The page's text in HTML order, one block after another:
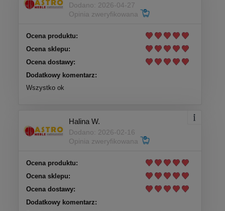
Dodano: 2026-04-27
Opinia zweryfikowana
Ocena produktu:
Ocena sklepu:
Ocena dostawy:
Dodatkowy komentarz:
Wszystko ok
Halina W.
Dodano: 2026-02-16
Opinia zweryfikowana
Ocena produktu:
Ocena sklepu:
Ocena dostawy:
Dodatkowy komentarz: